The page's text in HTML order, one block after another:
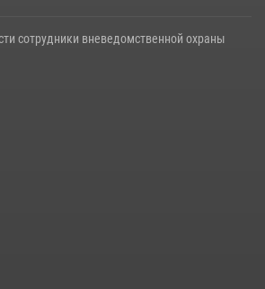
сотрудники вневедомственной охраны